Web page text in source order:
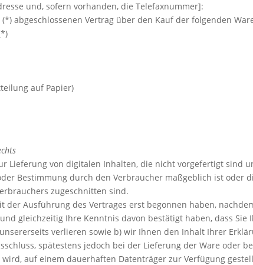
und, sofern vorhanden, die Telefaxnummer]:
abgeschlossenen Vertrag über den Kauf der folgenden
auf Papier)
Lieferung von digitalen Inhalten, die nicht vorgefertigt sind
Bestimmung durch den Verbraucher maßgeblich ist oder
zugeschnitten sind.
Ausführung des Vertrages erst begonnen haben,
gleichzeitig Ihre Kenntnis davon bestätigt haben, dass Sie
verlieren sowie b) wir Ihnen den Inhalt Ihrer
spätestens jedoch bei der Lieferung der Ware oder
auf einem dauerhaften Datenträger zur Verfügung